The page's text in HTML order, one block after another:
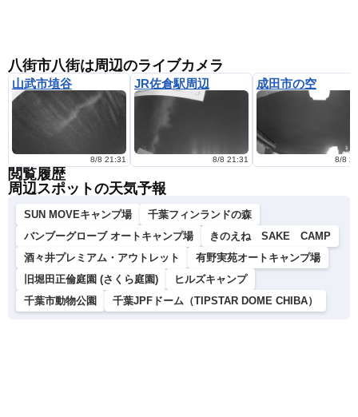
八街市八街は周辺のライブカメラ
山武市埴谷
8/8 21:31
JR佐倉駅周辺
8/8 21:31
成田市の空
8/8
閲覧履歴
周辺スポットの天気予報
SUN MOVEキャンプ場
千葉フィンランドの森
バンブーグローブ オートキャンプ場
きのえね SAKE CAMP
酒々井プレミアム・アウトレット
有野実苑オートキャンプ場
旧堀田正倫庭園 (さくら庭園)
ヒルズキャンプ
千葉市動物公園
千葉JPFドーム（TIPSTAR DOME CHIBA）